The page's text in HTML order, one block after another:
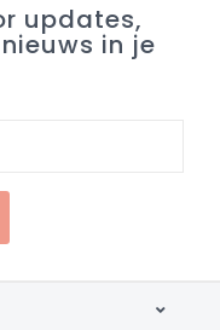
updates,
in je